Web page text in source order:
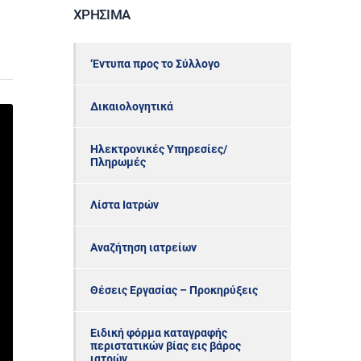
ΧΡΉΣΙΜΑ
‘Εντυπα προς το Σύλλογο
Δικαιολογητικά
Ηλεκτρονικές Υπηρεσίες/
Πληρωμές
Λίστα Ιατρών
Αναζήτηση ιατρείων
Θέσεις Εργασίας – Προκηρύξεις
Ειδική φόρμα καταγραφής
περιστατικών βίας εις βάρος